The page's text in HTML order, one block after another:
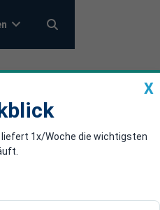
X
liefert 1x/Woche die wichtigsten